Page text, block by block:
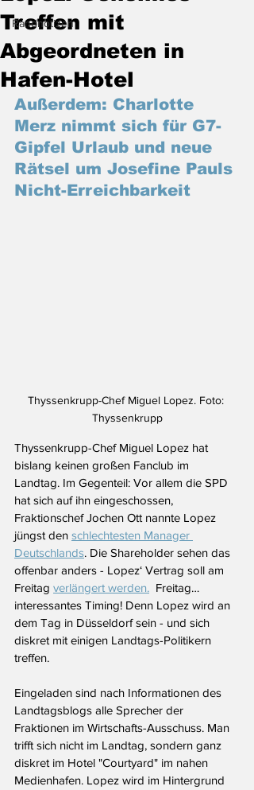
Randnotizen
Treffen mit
Abgeordneten in
Hafen-Hotel
Außerdem: Charlotte
Merz nimmt sich für G7-
Gipfel Urlaub und neue
Rätsel um Josefine Pauls
Nicht-Erreichbarkeit
Thyssenkrupp-Chef Miguel Lopez. Foto:
Thyssenkrupp
Thyssenkrupp-Chef Miguel Lopez hat
bislang keinen großen Fanclub im
Landtag. Im Gegenteil: Vor allem die SPD
hat sich auf ihn eingeschossen,
Fraktionschef Jochen Ott nannte Lopez
jüngst den schlechtesten Manager
Deutschlands. Die Shareholder sehen das
offenbar anders - Lopez‘ Vertrag soll am
Freitag verlängert werden.
  Freitag…
interessantes Timing! Denn Lopez wird an
dem Tag in Düsseldorf sein - und sich
diskret mit einigen Landtags-Politikern
treffen.
Eingeladen sind nach Informationen des
Landtagsblogs alle Sprecher der
Fraktionen im Wirtschafts-Ausschuss. Man
trifft sich nicht im Landtag, sondern ganz
diskret im Hotel "Courtyard" im nahen
Medienhafen. Lopez wird im Hintergrund